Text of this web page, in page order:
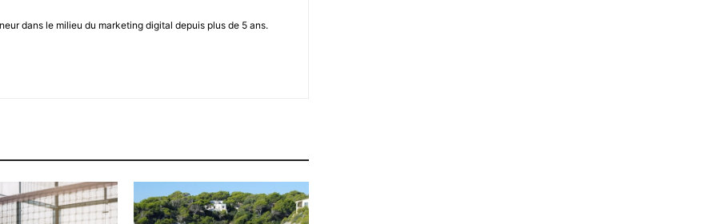
dans le milieu du marketing digital depuis plus de 5 ans.